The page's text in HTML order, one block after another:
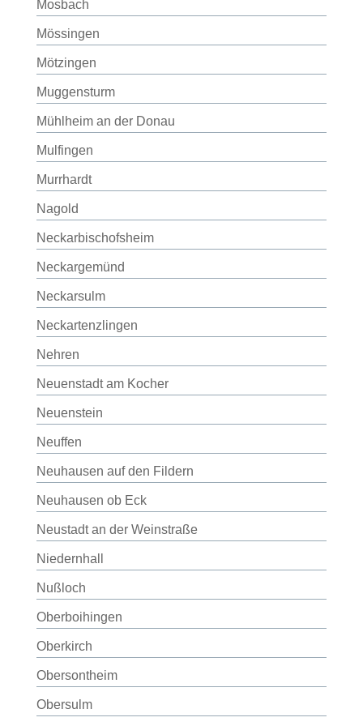
Mosbach
Mössingen
Mötzingen
Muggensturm
Mühlheim an der Donau
Mulfingen
Murrhardt
Nagold
Neckarbischofsheim
Neckargemünd
Neckarsulm
Neckartenzlingen
Nehren
Neuenstadt am Kocher
Neuenstein
Neuffen
Neuhausen auf den Fildern
Neuhausen ob Eck
Neustadt an der Weinstraße
Niedernhall
Nußloch
Oberboihingen
Oberkirch
Obersontheim
Obersulm